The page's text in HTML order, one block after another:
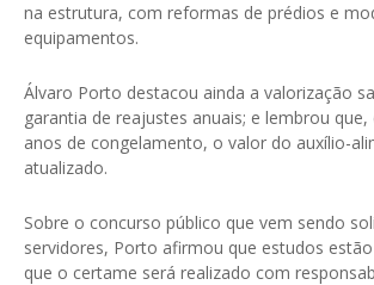
na estrutura, com reformas de prédios e
equipamentos.
Álvaro Porto destacou ainda a valorização
garantia de reajustes anuais; e lembrou
anos de congelamento, o valor do auxílio-
atualizado.
Sobre o concurso público que vem sendo
servidores, Porto afirmou que estudos
que o certame será realizado com